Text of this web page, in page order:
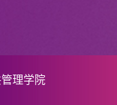
理学院